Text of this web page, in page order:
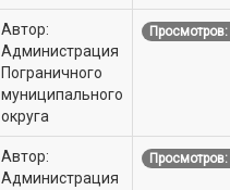
Автор:
Администрация
Пограничного
муниципального
округа
Автор:
Администрация